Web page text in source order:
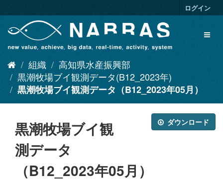
キ
ログイン
組織
高知県水産振興部
黒潮牧場ブイ観測データ(B12_2023年)
黒潮牧場ブイ観測データ（B12_2023年05月）
ダウンロード
黒潮牧場ブイ観
測データ
（B12_2023年05月）